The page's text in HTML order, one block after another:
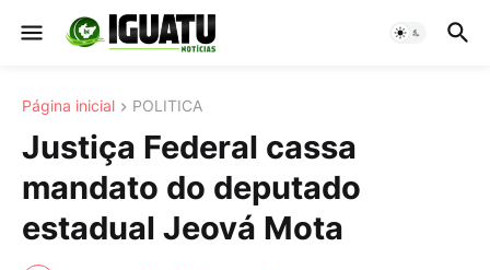
Página inicial POLITICA
Justiça Federal cassa
mandato do deputado
estadual Jeová Mota